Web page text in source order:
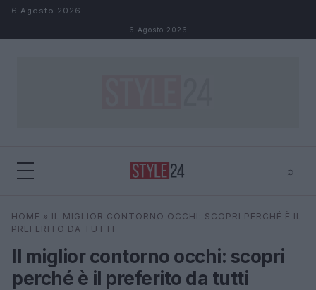
Salta al contenuto
6 Agosto 2026
6 Agosto 2026
⌕
Cerca ⌕ ×
HOME » IL MIGLIOR CONTORNO OCCHI: SCOPRI PERCHÉ È IL
PREFERITO DA TUTTI
Il miglior contorno occhi: scopri
perché è il preferito da tutti